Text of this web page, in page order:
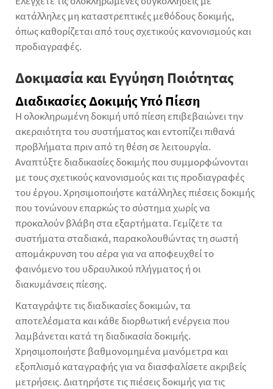
κατάλληλες μη καταστρεπτικές μεθόδους δοκιμής,
όπως καθορίζεται από τους σχετικούς κανονισμούς και
προδιαγραφές.
Δοκιμασία και Εγγύηση Ποιότητας
Διαδικασίες Δοκιμής Υπό Πίεση
Η ολοκληρωμένη δοκιμή υπό πίεση επιβεβαιώνει την
ακεραιότητα του συστήματος και εντοπίζει πιθανά
προβλήματα πριν από τη θέση σε λειτουργία.
Αναπτύξτε διαδικασίες δοκιμής που συμμορφώνονται
με τους σχετικούς κανονισμούς και τις προδιαγραφές
του έργου. Χρησιμοποιήστε κατάλληλες πιέσεις δοκιμής
που τονώνουν επαρκώς το σύστημα χωρίς να
προκαλούν βλάβη στα εξαρτήματα. Γεμίζετε τα
συστήματα σταδιακά, παρακολουθώντας τη σωστή
απομάκρυνση του αέρα για να αποφευχθεί το
φαινόμενο του υδραυλικού πλήγματος ή οι
διακυμάνσεις πίεσης.
Καταγράψτε τις διαδικασίες δοκιμών, τα
αποτελέσματα και κάθε διορθωτική ενέργεια που
λαμβάνεται κατά τη διαδικασία δοκιμής.
Χρησιμοποιήστε βαθμονομημένα μανόμετρα και
εξοπλισμό καταγραφής για να διασφαλίσετε ακριβείς
μετρήσεις. Διατηρήστε τις πιέσεις δοκιμής για τις